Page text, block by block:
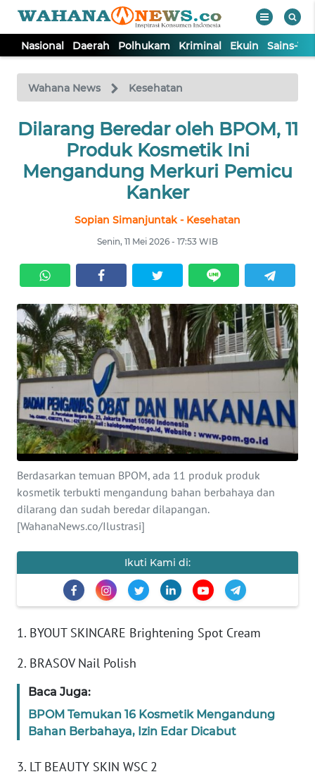
Nasional Daerah Polhukam Kriminal Ekuin Sains-
Wahana News Kesehatan
Dilarang Beredar oleh BPOM, 11
Produk Kosmetik Ini
Mengandung Merkuri Pemicu
Kanker
Sopian Simanjuntak - Kesehatan
Senin, 11 Mei 2026 - 17:53 WIB
Berdasarkan temuan BPOM, ada 11 produk produk
kosmetik terbukti mengandung bahan berbahaya dan
dilarang dan sudah beredar dilapangan.
[WahanaNews.co/Ilustrasi]
Ikuti Kami di:
1. BYOUT SKINCARE Brightening Spot Cream
2. BRASOV Nail Polish
Baca Juga:
BPOM Temukan 16 Kosmetik Mengandung
Bahan Berbahaya, Izin Edar Dicabut
3. LT BEAUTY SKIN WSC 2
TV
Tutup
NASIONAL
DAERAH
EKUIN
SAINS-TEKNO
KESEHATAN
INTERNASIONAL
SERBA-SERBI
PENDIDIKAN
OLAHRAGA
EDITORIAL
Informasi
INDEKS
KONTAK
KAMI
INFO